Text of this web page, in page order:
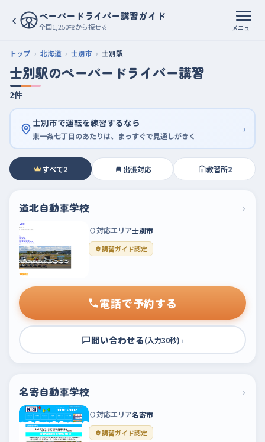
‹ ペーパードライバー講習ガイド
全国1,250校から探せる メニュー
トップ 北海道 士別市 士別駅
士別駅のペーパードライバー講習
2件
士別市で運転を練習するなら
東一条七丁目のあたりは、まっすぐで見通しがきく ›
すべて2 出張対応 教習所2
道北自動車学校 ›
対応エリア士別市
講習ガイド認定
電話で予約する
問い合わせる(入力30秒) ›
名寄自動車学校 ›
対応エリア名寄市
講習ガイド認定